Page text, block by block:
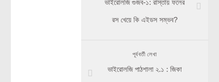
ভাইরোলজি গুজব-১: রাস্তায় ফলের
রস খেয়ে কি এইডস সম্ভব?
পূর্ববর্তী লেখা
ভাইরোলজি পাঠশালা ২.১ : জিকা